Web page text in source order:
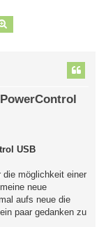
USB
die möglichkeit einer
neue
aufs neue die
paar gedanken zu